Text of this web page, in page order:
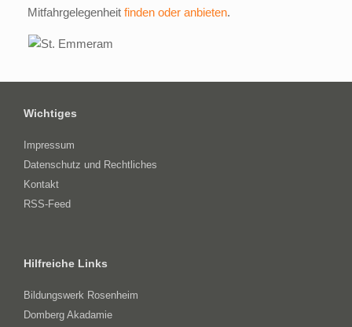
Mitfahrgelegenheit finden oder anbieten.
Wichtiges
Impressum
Datenschutz und Rechtliches
Kontakt
RSS-Feed
Hilfreiche Links
Bildungswerk Rosenheim
Domberg Akadamie